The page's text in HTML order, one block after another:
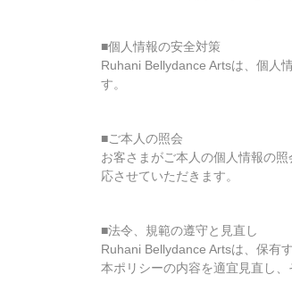
■個人情報の安全対策
Ruhani Bellydance Artsは、個人
す。
■ご本人の照会
お客さまがご本人の個人情報の
応させていただきます。
■法令、規範の遵守と見直し
Ruhani Bellydance Artsは、保有
本ポリシーの内容を適宜見直し、